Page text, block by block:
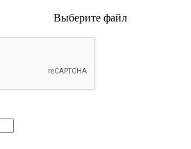
Выберите файл